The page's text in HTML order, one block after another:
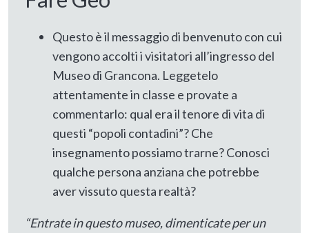
Questo è il messaggio di benvenuto con cui
vengono accolti i visitatori all’ingresso del
Museo di Grancona. Leggetelo
attentamente in classe e provate a
commentarlo: qual era il tenore di vita di
questi “popoli contadini”? Che
insegnamento possiamo trarne? Conosci
qualche persona anziana che potrebbe
aver vissuto questa realtà?
“Entrate in questo museo, dimenticate per un